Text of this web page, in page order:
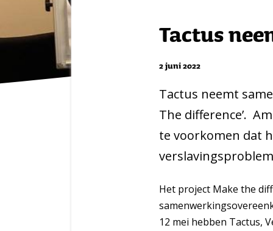
Tactus
2 juni 2022
Tactus neemt
The difference’.
te voorkomen dat
Het project Make the
12 mei hebben Tactus,